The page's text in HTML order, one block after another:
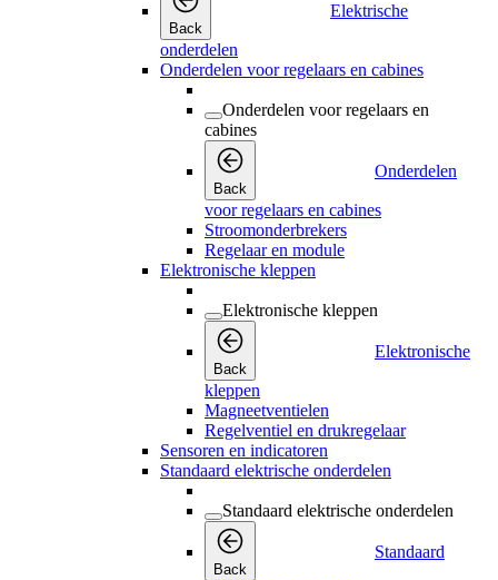
Back
Elektrische
onderdelen
Onderdelen voor regelaars en cabines
Onderdelen voor regelaars en
cabines
Back
Onderdelen
voor regelaars en cabines
Stroomonderbrekers
Regelaar en module
Elektronische kleppen
Elektronische kleppen
Back
Elektronische
kleppen
Magneetventielen
Regelventiel en drukregelaar
Sensoren en indicatoren
Standaard elektrische onderdelen
Standaard elektrische onderdelen
Back
Standaard